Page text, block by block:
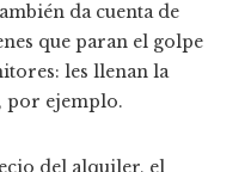
da cuenta de
que paran el golpe
les llenan la
por ejemplo.
del alquiler, el